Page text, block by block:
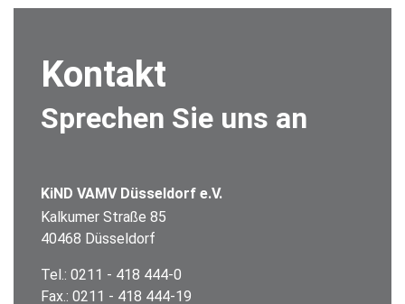
Kontakt
Sprechen Sie uns an
KiND VAMV Düsseldorf e.V.
Kalkumer Straße 85
40468 Düsseldorf
Tel.: 0211 - 418 444-0
Fax.: 0211 - 418 444-19